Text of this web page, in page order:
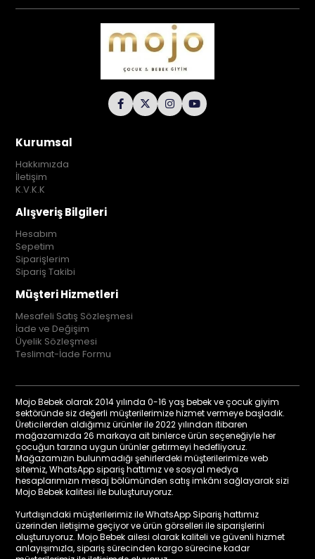
Kurumsal
Hakkımızda
İletişim
K.V.K.K
Alışveriş Bilgileri
Hesabım
Sepetim
Siparişlerim
Sipariş Takibi
Müşteri Hizmetleri
Mesafeli Satış Sözleşmesi
İade ve Değişim
Üyelik Sözleşmesi
Teslimat-İade Formu
Mojo Bebek olarak 2014 yılında 0-16 yaş bebek ve çocuk giyim
sektöründe siz değerli müşterilerimize hizmet vermeye başladık.
Üreticilerden aldığımız ürünler ile 2022 yılından itibaren
mağazamızda 26 markaya ait binlerce ürün seçeneğiyle her
çocuğun tarzına uygun ürünler getirmeyi hedefliyoruz.
Mağazamızın bulunmadığı şehirlerdeki müşterilerimize web
sitemiz, WhatsApp sipariş hattımız ve sosyal medya
hesaplarımızın mesaj bölümünden satış imkânı sağlayarak sizi
Mojo Bebek kalitesi ile buluşturuyoruz.
Yurtdışındaki müşterilerimiz ile WhatsApp Sipariş hattımız
üzerinden iletişime geçiyor ve ürün görselleri ile siparişlerini
oluşturuyoruz. Mojo Bebek ailesi olarak kaliteli ve güvenli hizmet
anlayışımızla, sipariş sürecinden kargo sürecine kadar